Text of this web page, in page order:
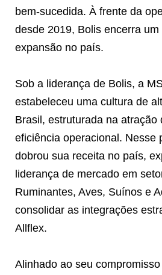
bem-sucedida. À frente da
desde 2019, Bolis encerra
expansão no país.
Sob a liderança de Bolis, a
estabeleceu uma cultura de
Brasil, estruturada na atração
eficiência operacional. Nesse
dobrou sua receita no país,
liderança de mercado em
Ruminantes, Aves, Suínos e
consolidar as integrações
Allflex.
Alinhado ao seu